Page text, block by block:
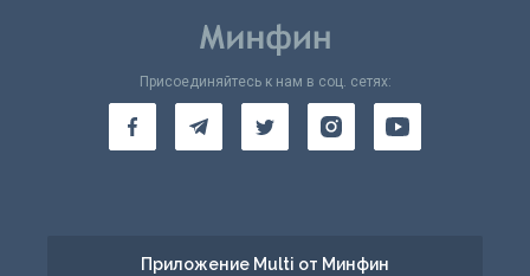
Присоединяйтесь к нам в соц. сетях:
Приложение Multi от Минфин